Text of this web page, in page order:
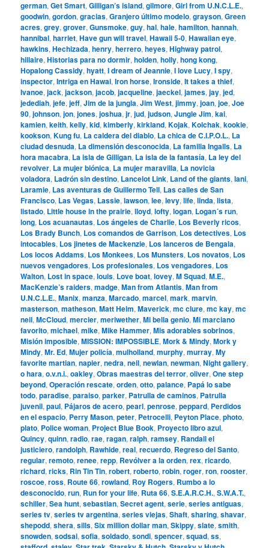
german,Get Smart,Gilligan’s island,gilmore,Girl from U.N.C.L.E.,
goodwin,gordon,gracias,Granjero último modelo,grayson,Green
acres,grey,grover,Gunsmoke,guy,hal,hale,hamilton,hannah,
hannibal,harriet,Have gun will travel,Hawaii 5-0,Hawaiian eye,
hawkins,Hechizada,henry,herrero,heyes,Highway patrol,
hillaire,Historias para no dormir,holden,holly,hong kong,
Hopalong Cassidy,hyatt,I dream of Jeannie,I love Lucy,I spy,
inspector,Intriga en Hawai,Iron horse,Ironside,It takes a thief,
Ivanoe,jack,jackson,jacob,jacqueline,jaeckel,james,jay,jed,
jedediah,jefe,jeff,Jim de la jungla,Jim West,jimmy,joan,joe,Joe
90,johnson,jon,jones,joshua,jr,jud,judson,Jungle Jim,kai,
kamien,keith,kelly,kid,kimberly,kirkland,Kojak,Kolchak,kookie,
kookson,Kung fu, La caldera del diablo, La chica de C.I.P.O.L., La
ciudad desnuda, La dimensión desconocida, La familia Ingalls, La
hora macabra, La isla de Gilligan, La isla de la fantasía, La ley del
revolver, La mujer biónica, La mujer maravilla, La novicia
voladora, Ladrón sin destino, Lancelot Link, Land of the giants,lani,
Laramie, Las aventuras de Guillermo Tell, Las calles de San
Francisco, Las Vegas, Lassie,lawson,lee,levy,life,linda,lista,
listado, Little house in the prairie,lloyd,lofty,logan, Logan´s run,
long, Los acuanautas, Los ángeles de Charlie, Los Beverly ricos,
Los Brady Bunch, Los comandos de Garrison, Los detectives, Los
intocables, Los jinetes de Mackenzie, Los lanceros de Bengala,
Los locos Addams, Los Monkees, Los Munsters, Los novatos, Los
nuevos vengadores, Los profesionales, Los vengadores, Los
Walton, Lost in space,louis, Love boat,lovey,M Squad,M.E.,
MacKenzie’s raiders,madge,Man from Atlantis,Man from
U.N.C.L.E.,Manix,manza,Marcado,marcel,mark,marvin,
masterson,matheson,Matt Helm,Maverick,mc clure,mc kay,mc
neil,McCloud,mercier,meriwether,Mi bella genio,Mi marciano
favorito,michael,mike,Mike Hammer,Mis adorables sobrinos,
Misión imposible,MISSION: IMPOSSIBLE,Mork & Mindy,Mork y
Mindy,Mr. Ed,Mujer policía,mulholland,murphy,murray,My
favorite martian,napier,nedra,neil,newlan,newman,Night gallery,
o hara,o.v.n.i.,oakley,Obras maestras del terror,oliver,One step
beyond,Operación rescate,orden,otto,palance, Papá lo sabe
todo,paradise,paraiso,parker, Patrulla de caminos, Patrulla
juvenil,paul, Pájaros de acero,pearl,penrose,peppard, Perdidos
en el espacio, Perry Mason,peter, Petrocelli, Peyton Place,photo,
plato, Police woman, Project Blue Book, Proyecto libro azul,
Quincy,quinn,radio,rae,ragan,ralph,ramsey, Randall el
justiciero,randolph, Rawhide,real,recuerdo, Regreso del Santo,
regular,remoto,renee,repp, Revólver a la orden,rex,ricardo,
richard,ricks, Rin Tin Tin,robert,roberto,robin,roger,ron,rooster,
roscoe,ross, Route 66,rowland, Roy Rogers, Rumbo a lo
desconocido,run, Run for your life, Ruta 66,S.E.A.R.C.H.,S.W.A.T.,
schiller,Sea hunt,sebastian,Secret agent,serie,series antiguas,
series tv,series tv argentina,series viejas,Shaft,sharing,shavar,
shepodd,shera,sills,Six million dollar man,Skippy,slate,smith,
snowden,sodsai,sofia,soldado,sondi,spencer,squad,ss,